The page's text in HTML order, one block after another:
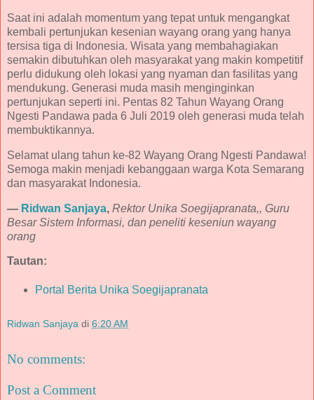
Saat ini adalah momentum yang tepat untuk mengangkat
kembali pertunjukan kesenian wayang orang yang hanya
tersisa tiga di Indonesia. Wisata yang membahagiakan
semakin dibutuhkan oleh masyarakat yang makin kompetitif
perlu didukung oleh lokasi yang nyaman dan fasilitas yang
mendukung. Generasi muda masih menginginkan
pertunjukan seperti ini. Pentas 82 Tahun Wayang Orang
Ngesti Pandawa pada 6 Juli 2019 oleh generasi muda telah
membuktikannya.
Selamat ulang tahun ke-82 Wayang Orang Ngesti Pandawa!
Semoga makin menjadi kebanggaan warga Kota Semarang
dan masyarakat Indonesia.
— Ridwan Sanjaya, Rektor Unika Soegijapranata,, Guru
Besar Sistem Informasi, dan peneliti keseniun wayang
orang
Tautan:
Portal Berita Unika Soegijapranata
Ridwan Sanjaya di 6:20 AM
No comments:
Post a Comment